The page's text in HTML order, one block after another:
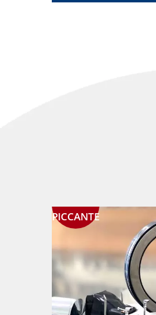
PICCANTE